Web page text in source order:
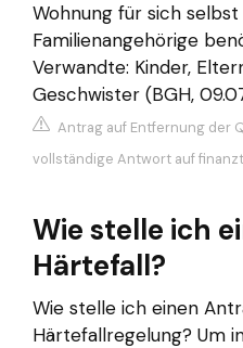
Wohnung für sich
Familienangehörige
Verwandte: Kinder,
Geschwister (BGH,
Antrag auf Entfernung der
vollständige Antwort auf
Wie stelle ich
Härtefall?
Wie stelle ich einen
Härtefallregelung? Um